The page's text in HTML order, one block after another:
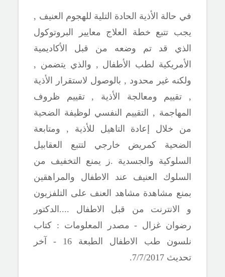
في حالة الأذية الحادة التلية للهجوم العنيف ,
يجب تتبع خطة العلاج معايير البروتوكول
الذي قد تم وضعه من قبل الأكاديمية
الأمريكية لطب الأطفال , والذي يتضمن ,
ولكنه غير محدود , بالوصول لاستقرار الأذية
, تقييم ومعالجة الأذية , تقييم ظروف
المهاجمة , التقييم النفسي لوظيفة الضحية
من خلال إعادة التاهيل للأذية , ومتابعة
الضحية كمريض خارجي لتتبع العقابيل
السلوكية والجسدية .ز يمنع التخفيف من
السلوك العنيف عند الاطفال والمراهقين
بمنع مشاهدة مشاهد العنف على التلفزيون
و الانترنت من قبل الاطفال
..
..الدكتور
رضوان غزال - مصدر المعلومات : كتاب
نلسون طب الاطفال الطبعة 16 - آخر
تحديث
7/7/2017.